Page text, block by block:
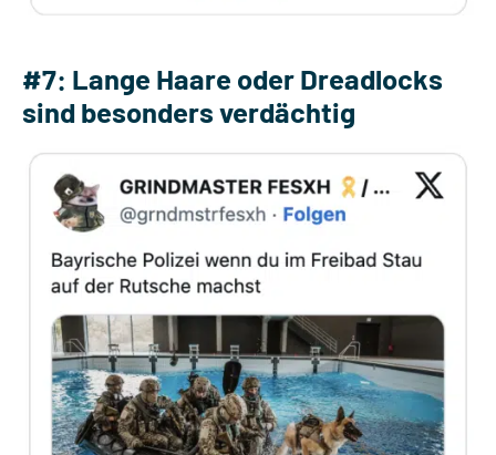
#7: Lange Haare oder Dreadlocks
sind besonders verdächtig